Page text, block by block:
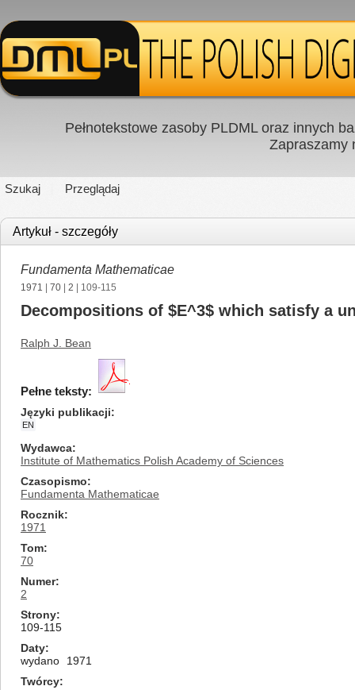
Pełnotekstowe zasoby PLDML oraz innych
Zapraszamy
Szukaj Przeglądaj
Artykuł - szczegóły
Fundamenta Mathematicae
1971 70 2 | 109-115
Decompositions of $E^3$ which satisfy a
Ralph J. Bean
Pełne teksty:
Języki publikacji
EN
Wydawca
Institute of Mathematics Polish Academy of Sciences
Czasopismo
Fundamenta Mathematicae
Rocznik
1971
Tom
70
Numer
2
Strony
109-115
Daty
wydano
1971
Twórcy